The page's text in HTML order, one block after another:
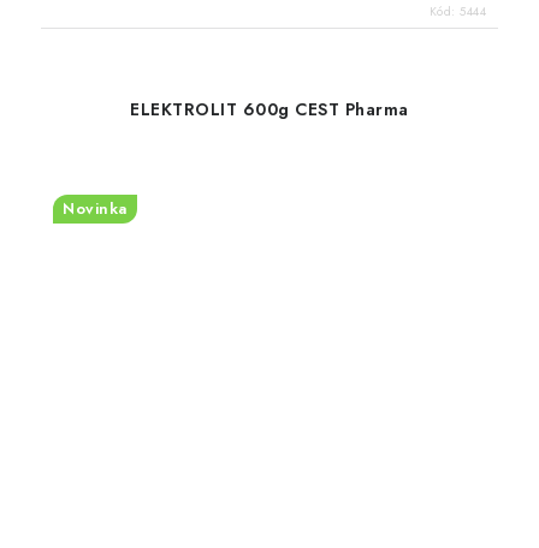
Kód: 5444
ELEKTROLIT 600g CEST Pharma
Novinka